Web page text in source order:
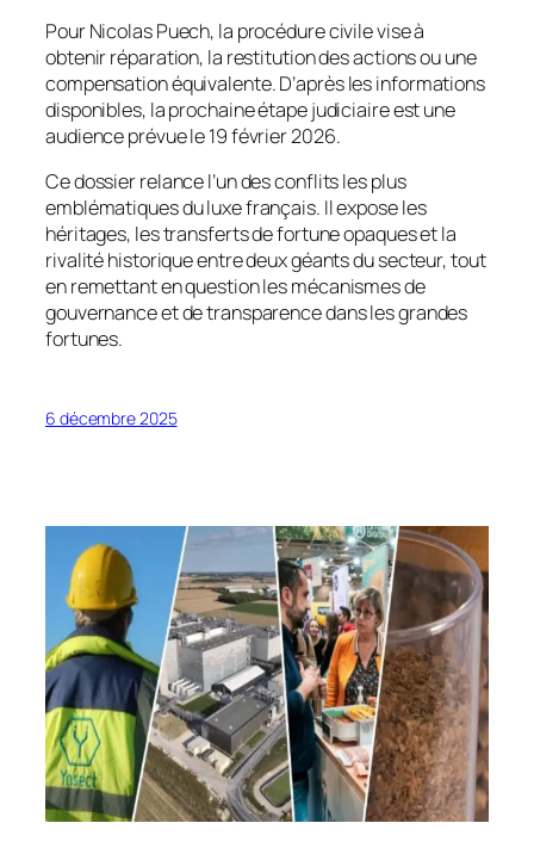
Pour Nicolas Puech, la procédure civile vise à
obtenir réparation, la restitution des actions ou une
compensation équivalente. D’après les informations
disponibles, la prochaine étape judiciaire est une
audience prévue le 19 février 2026.
Ce dossier relance l’un des conflits les plus
emblématiques du luxe français. Il expose les
héritages, les transferts de fortune opaques et la
rivalité historique entre deux géants du secteur, tout
en remettant en question les mécanismes de
gouvernance et de transparence dans les grandes
fortunes.
6 décembre 2025